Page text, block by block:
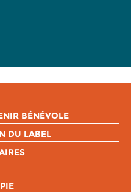
BÉNÉVOLE
DU LABEL